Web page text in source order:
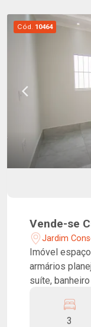
Cód. 10464
Vende-se
Jardim
Imóvel
armários
suíte,
próximo ao
3